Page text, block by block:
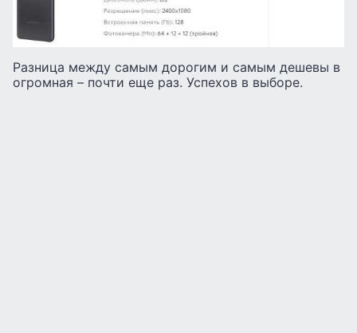
Разница между самым дорогим и самым дешевы в
огромная – почти еще раз. Успехов в выборе.